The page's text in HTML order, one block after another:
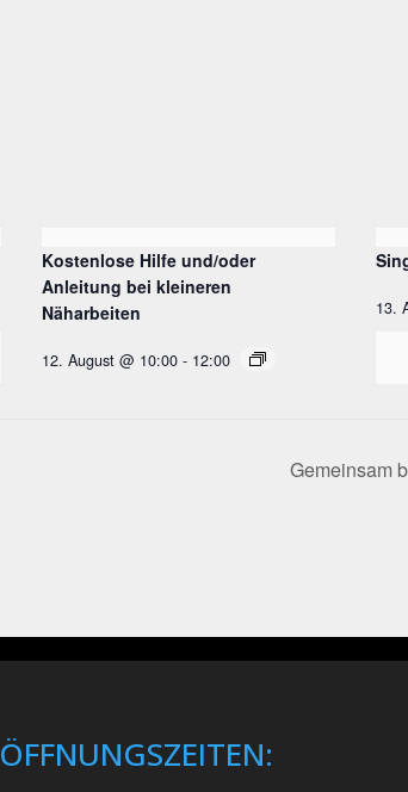
Kostenlose Hilfe und/oder
Anleitung bei kleineren
Näharbeiten
12. August @ 10:00 - 12:00
13.
Gemeinsam
ÖFFNUNGSZEITEN: